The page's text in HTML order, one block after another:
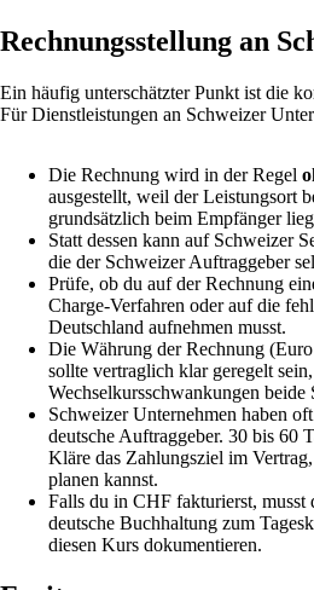
Rechnungsstellung an
Ein häufig unterschätzter Punkt ist die
Für Dienstleistungen an Schweizer
Die Rechnung wird in der Regel
ausgestellt, weil der Leistungsort
grundsätzlich beim Empfänger
Statt dessen kann auf Schweizer
die der Schweizer Auftraggeber
Prüfe, ob du auf der Rechnung
Charge-Verfahren oder auf die
Deutschland aufnehmen musst.
Die Währung der Rechnung
sollte vertraglich klar geregelt
Wechselkursschwankungen beide
Schweizer Unternehmen haben
deutsche Auftraggeber. 30 bis 60
Kläre das Zahlungsziel im
planen kannst.
Falls du in CHF fakturierst, musst
deutsche Buchhaltung zum
diesen Kurs dokumentieren.